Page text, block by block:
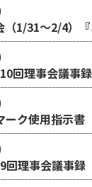
（1/31～2/4）
申請書』につ
回理事会議事録
ク使用指示書
回理事会議事録